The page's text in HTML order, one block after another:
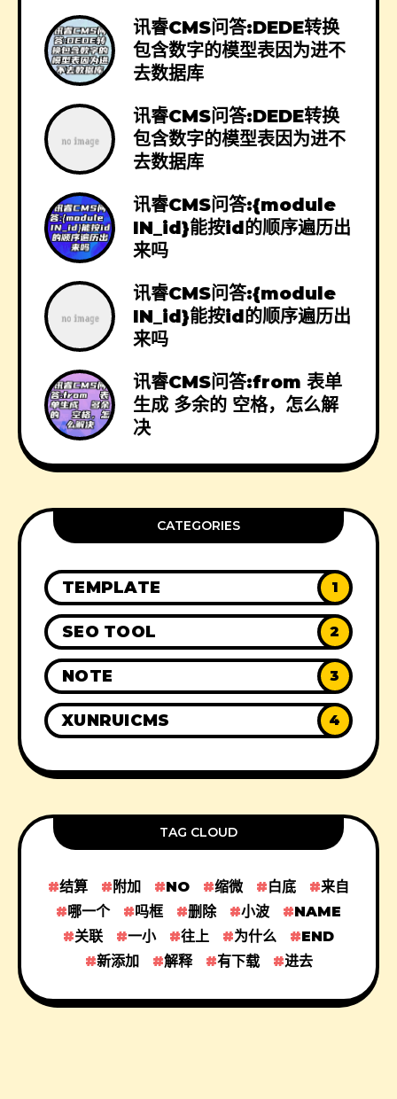
讯睿CMS问答:DEDE转换
包含数字的模型表因为进不
去数据库
讯睿CMS问答:DEDE转换
包含数字的模型表因为进不
去数据库
讯睿CMS问答:{module
IN_id}能按id的顺序遍历出
来吗
讯睿CMS问答:{module
IN_id}能按id的顺序遍历出
来吗
讯睿CMS问答:from 表单
生成 多余的 空格，怎么解
决
CATEGORIES
TEMPLATE 1
SEO TOOL 2
NOTE 3
XUNRUICMS 4
TAG CLOUD
结算 附加 NO 缩微 白底
来自
哪一个
吗框 删除 小波
NAME
关联
一小 往上 为什么
END
新添加
解释 有下载 进去